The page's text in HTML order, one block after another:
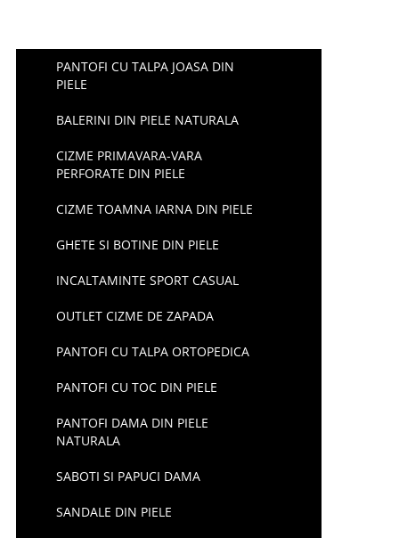
PANTOFI CU TALPA JOASA DIN
PIELE
BALERINI DIN PIELE NATURALA
CIZME PRIMAVARA-VARA
PERFORATE DIN PIELE
CIZME TOAMNA IARNA DIN PIELE
GHETE SI BOTINE DIN PIELE
INCALTAMINTE SPORT CASUAL
OUTLET CIZME DE ZAPADA
PANTOFI CU TALPA ORTOPEDICA
PANTOFI CU TOC DIN PIELE
PANTOFI DAMA DIN PIELE
NATURALA
SABOTI SI PAPUCI DAMA
SANDALE DIN PIELE